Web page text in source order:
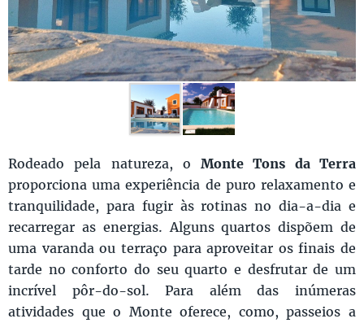
Rodeado pela natureza, oMonte Tons da Terra
proporciona uma experiência de puro relaxamento e
tranquilidade, para fugir às rotinas no dia-a-dia e
recarregar as energias. Alguns quartos dispõem de
uma varanda ou terraço para aproveitar os finais de
tarde no conforto do seu quarto e desfrutar de um
incrível pôr-do-sol. Para além das inúmeras
atividades que o Monte oferece, como, passeios a